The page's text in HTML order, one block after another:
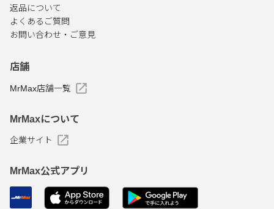
返品について
よくあるご質問
お問い合わせ・ご意見
店舗
MrMax店舗一覧
MrMaxについて
企業サイト
MrMax公式アプリ